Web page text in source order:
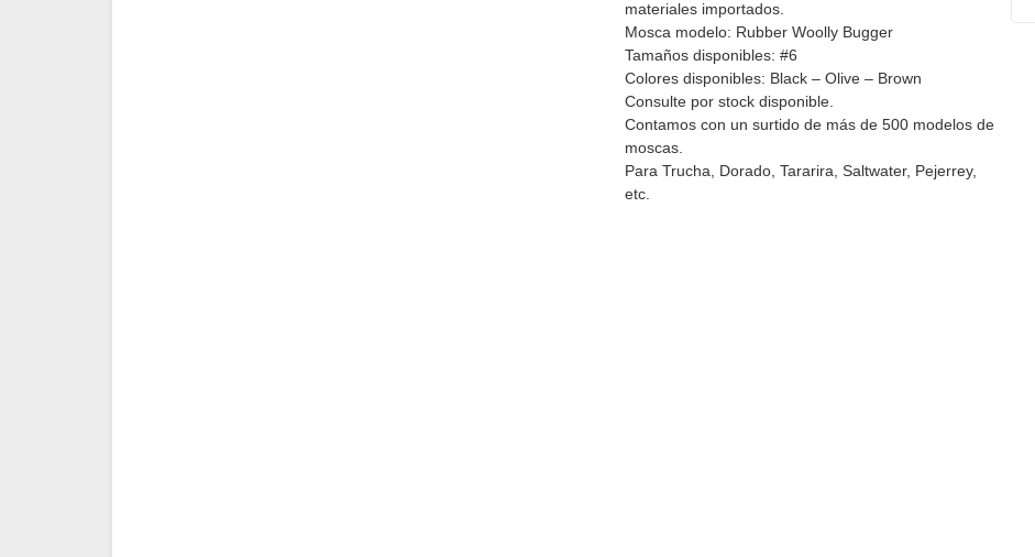
materiales importados.
Mosca modelo: Rubber Woolly Bugger
Tamaños disponibles: #6
Colores disponibles: Black – Olive – Brown
Consulte por stock disponible.
Contamos con un surtido de más de 500 modelos de
moscas.
Para Trucha, Dorado, Tararira, Saltwater, Pejerrey,
etc.